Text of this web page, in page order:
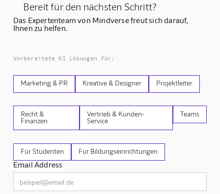
Bereit für den nächsten Schritt?
Das Expertenteam von Mindverse freut sich darauf,
Ihnen zu helfen.
Vorbereitete KI Lösungen für:
Marketing & PR Kreative & Designer Projektleiter
Recht &
Finanzen
Vertrieb & Kunden-
Service
Teams
Für Studenten Für Bildungseinrichtungen
Email Address